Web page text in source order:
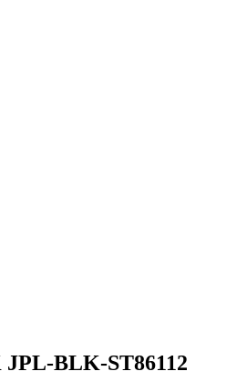
JPL-BLK-ST86112